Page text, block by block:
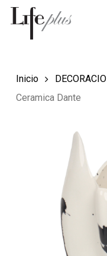
Skip
Búsqueda
productos
Inicio
Ceramica Dante